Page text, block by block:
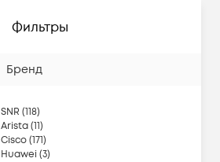
Фильтры
Бренд
SNR (118)
Arista(11)
Cisco(171)
Huawei (3)